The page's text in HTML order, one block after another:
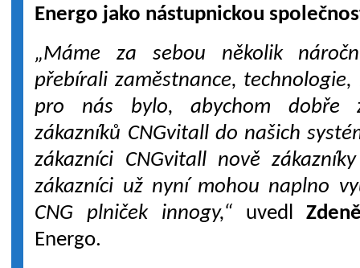
Energo jako nástupnickou
„Máme za sebou několik
přebírali zaměstnance, technologie,
pro nás bylo, abychom dobře
zákazníků CNGvitall do našich
zákazníci CNGvitall nově
zákazníci už nyní mohou naplno
CNG plniček innogy,“ uvedl
Energo.